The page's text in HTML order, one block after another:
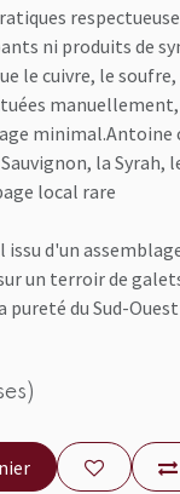
ni produits de
le cuivre, le soufre,
minimal.Antoine
la Syrah,
local rare
d'un
un terroir de
du Sud-